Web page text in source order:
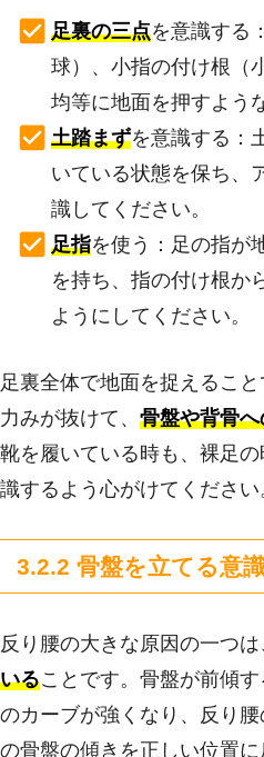
足裏の三点を意識する
球）、小指の付け根（
均等に地面を押すよう
土踏まずを意識する：
いている状態を保ち、
識してください。
足指を使う：足の指が
を持ち、指の付け根か
ようにしてください。
足裏全体で地面を捉えるこ
力みが抜けて、 骨盤や背骨
靴を履いている時も、裸足
識するよう心がけてください
3.2.2 骨盤を立てる意
反り腰の大きな原因の一つは
いることです。骨盤が前傾
のカーブが強くなり、反り
の骨盤の傾きを正しい位置